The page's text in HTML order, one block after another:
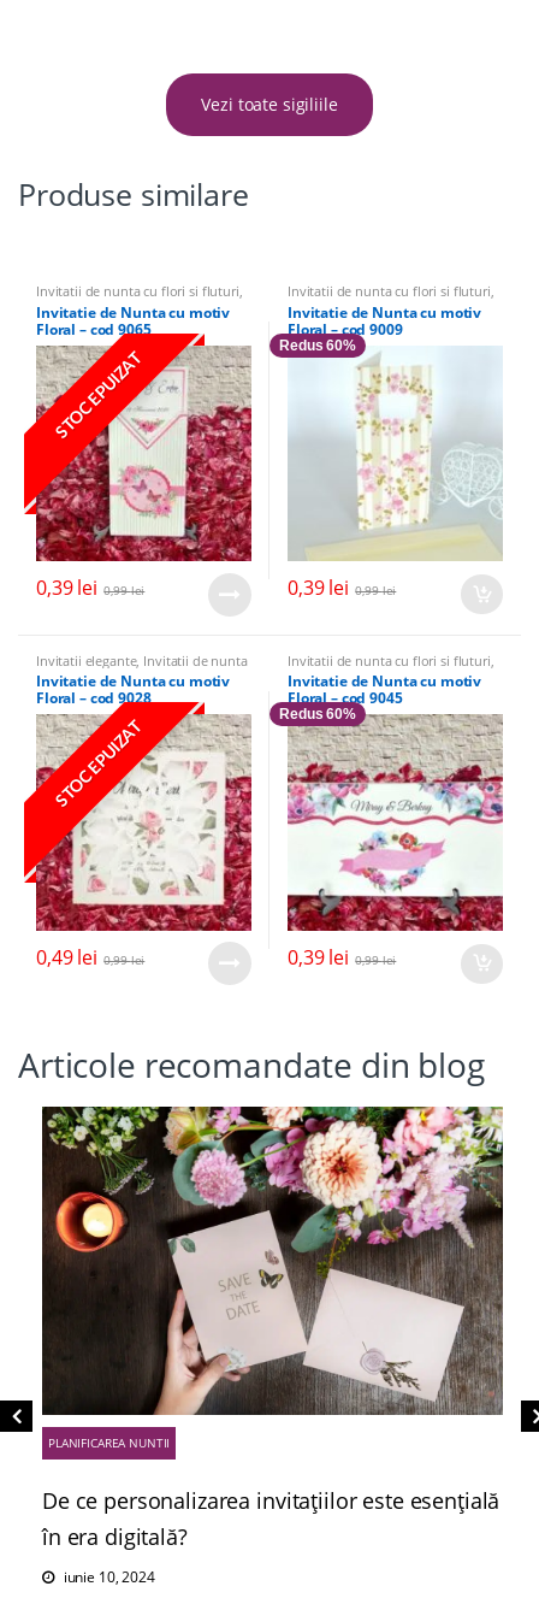
Vezi toate sigiliile
Produse similare
Invitatii de nunta cu flori si fluturi
Invitatii Nunta,Invitatii ieftine
Invitatie de Nunta cu motiv
Floral – cod 9065
STOC EPUIZAT
0,39lei 0,99lei
Invitatii de nunta cu flori si fluturi
Invitatii Nunta,Invitatii ieftine
Invitatie de Nunta cu motiv
Floral – cod 9009
Redus 60%
0,39lei 0,99lei
Invitatii elegante, Invitatii de nunta
cu flori si fluturi , Invitatii Nunta
Invitatii ieftine
Invitatie de Nunta cu motiv
Floral – cod 9028
STOC EPUIZAT
0,49lei 0,99lei
Invitatii de nunta cu flori si fluturi
Invitatii Nunta,Invitatii ieftine
Invitatie de Nunta cu motiv
Floral – cod 9045
Redus 60%
0,39lei 0,99lei
Articole recomandate din blog
PLANIFICAREA NUNTII
De ce personalizarea invitațiilor este esențială
în era digitală?
iunie 10, 2024